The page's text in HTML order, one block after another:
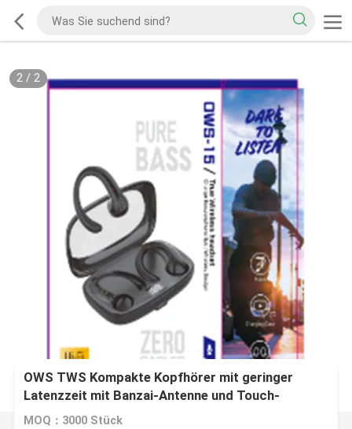
2/ 2
OWS TWS Kompakte Kopfhörer mit geringer
Latenzzeit mit Banzai-Antenne und Touch-
Steuerung für Gamer, Multimedia-Fans und
MOQ：3000 Stück